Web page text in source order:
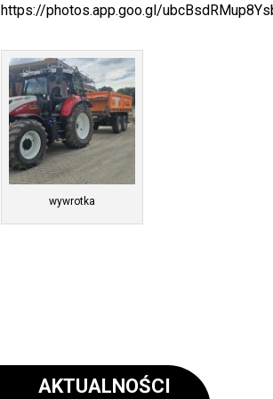
https://photos.app.goo.gl/
wywrotka
AKTUALNOŚCI